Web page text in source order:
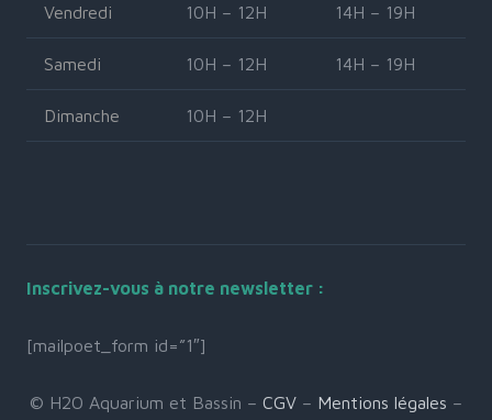
Vendredi 10H – 12H 14H – 19H
Samedi 10H – 12H 14H – 19H
Dimanche 10H – 12H
Inscrivez-vous à notre newsletter :
[mailpoet_form id=”1″]
© H2O Aquarium et Bassin – CGV – Mentions légales –